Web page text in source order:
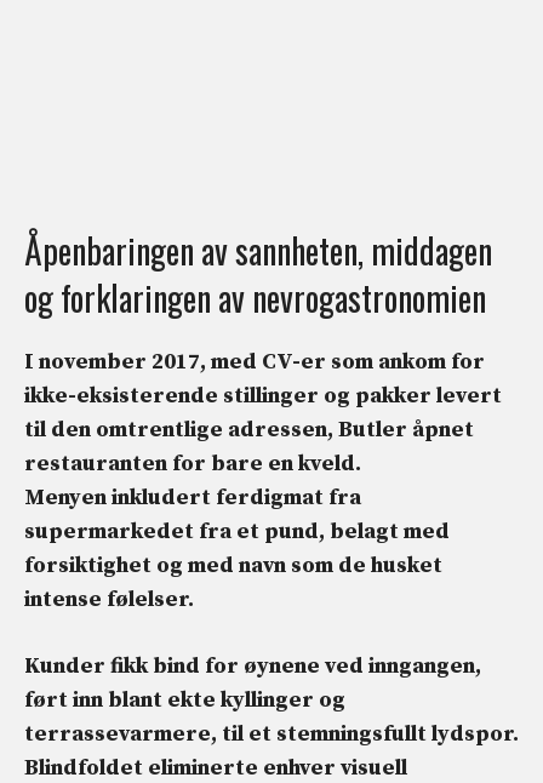
Åpenbaringen av sannheten, middagen
og forklaringen av nevrogastronomien
I november 2017, med CV-er som ankom for
ikke-eksisterende stillinger og pakker levert
til den omtrentlige adressen, Butler åpnet
restauranten for bare en kveld.
Menyen inkludert ferdigmat fra
supermarkedet fra et pund, belagt med
forsiktighet og med navn som de husket
intense følelser.
Kunder fikk bind for øynene ved inngangen,
ført inn blant ekte kyllinger og
terrassevarmere, til et stemningsfullt lydspor.
Blindfoldet eliminerte enhver visuell